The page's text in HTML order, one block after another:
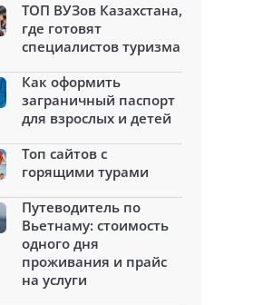
ТОП ВУЗов Казахстана,
где готовят
специалистов туризма
Как оформить
заграничный паспорт
для взрослых и детей
Топ сайтов с
горящими турами
Путеводитель по
Вьетнаму: стоимость
одного дня
проживания и прайс
на услуги